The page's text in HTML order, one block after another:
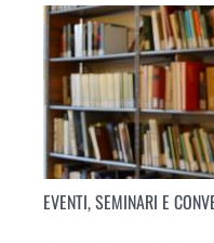
EVENTI, SEMINARI E